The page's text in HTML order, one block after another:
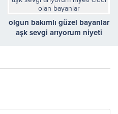
olgun bakımlı güzel bayanlar
aşk sevgi arıyorum niyeti